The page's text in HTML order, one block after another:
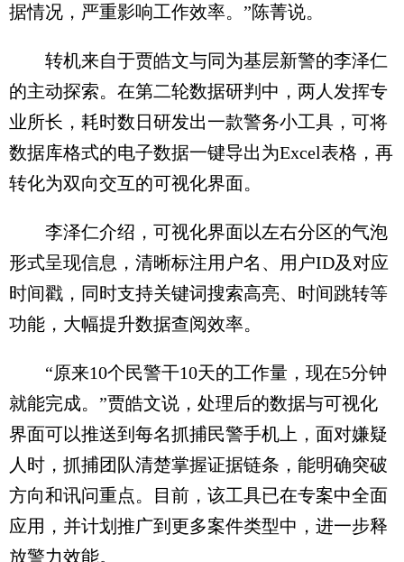
据情况，严重影响工作效率。”陈菁说。
转机来自于贾皓文与同为基层新警的李泽仁
的主动探索。在第二轮数据研判中，两人发挥专
业所长，耗时数日研发出一款警务小工具，可将
数据库格式的电子数据一键导出为Excel表格，再
转化为双向交互的可视化界面。
李泽仁介绍，可视化界面以左右分区的气泡
形式呈现信息，清晰标注用户名、用户ID及对应
时间戳，同时支持关键词搜索高亮、时间跳转等
功能，大幅提升数据查阅效率。
“原来10个民警干10天的工作量，现在5分钟
就能完成。”贾皓文说，处理后的数据与可视化
界面可以推送到每名抓捕民警手机上，面对嫌疑
人时，抓捕团队清楚掌握证据链条，能明确突破
方向和讯问重点。目前，该工具已在专案中全面
应用，并计划推广到更多案件类型中，进一步释
放警力效能。